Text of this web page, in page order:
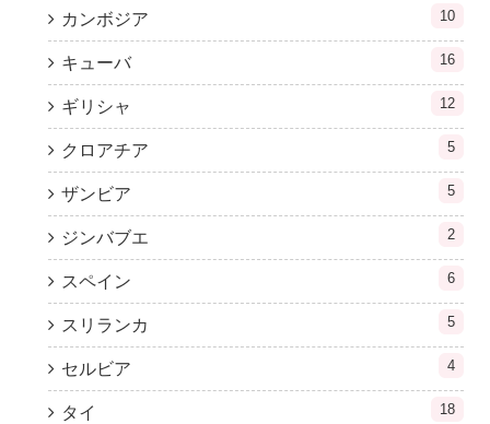
カンボジア 10
キューバ 16
ギリシャ 12
クロアチア 5
ザンビア 5
ジンバブエ 2
スペイン 6
スリランカ 5
セルビア 4
タイ 18